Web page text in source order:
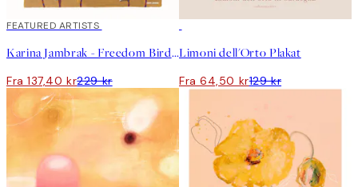
40%*
FEATURED ARTISTS
Karina Jambrak - Freedom Bird Plakat
Fra 137,40 kr229 kr
Limoni dell'Orto Plakat
Fra 64,50 kr129 kr